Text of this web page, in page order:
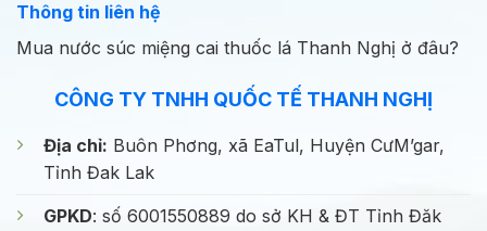
Thông tin liên hệ
Mua nước súc miệng cai thuốc lá Thanh Nghị ở đâu?
CÔNG TY TNHH QUỐC TẾ THANH NGHỊ
Địa chỉ: Buôn Phơng, xã EaTul, Huyện CưM’gar,
Tỉnh Đak Lak
GPKD: số 6001550889 do sở KH & ĐT Tỉnh Đăk